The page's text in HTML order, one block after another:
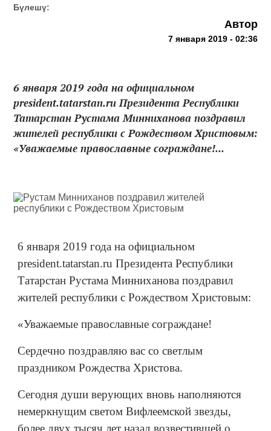
Бүлешү:
Автор
7 января 2019 - 02:36
6 января 2019 года на официальном
president.tatarstan.ru Президента Республики
Татарстан Рустама Минниханова поздравил
жителей республики с Рождеством Христовым:
«Уважаемые православные сограждане!...
6 января 2019 года на официальном
president.tatarstan.ru Президента Республики
Татарстан Рустама Минниханова поздравил
жителей республики с Рождеством Христовым:
«Уважаемые православные сограждане!
Сердечно поздравляю вас со светлым
праздником Рождества Христова.
Сегодня души верующих вновь наполняются
немеркнущим светом Вифлеемской звезды,
более двух тысяч лет назад возвестившей о